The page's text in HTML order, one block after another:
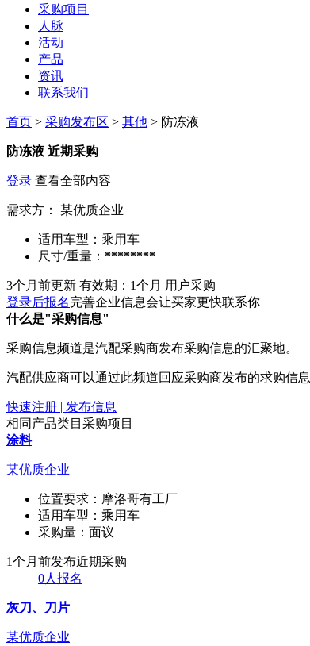
采购项目
人脉
活动
产品
资讯
联系我们
首页 > 采购发布区 > 其他 > 防冻液
防冻液 近期采购
登录 查看全部内容
需求方： 某优质企业
适用车型： 乘用车
尺寸/重量： ********
3个月前更新 有效期：1个月 用户采购
登录后报名完善企业信息会让买家更快联系你
什么是"采购信息"
采购信息频道是汽配采购商发布采购信息的汇聚地。
汽配供应商可以通过此频道回应采购商发布的求购信息
快速注册 | 发布信息
相同产品类目采购项目
涂料
某优质企业
位置要求： 摩洛哥有工厂
适用车型： 乘用车
采购量： 面议
1个月前发布近期采购
0人报名
灰刀、刀片
某优质企业